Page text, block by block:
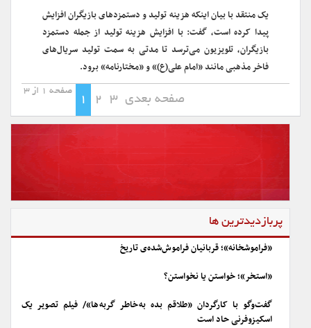
یک منتقد با بیان اینکه هزینه تولید و دستمزدهای بازیگران افزایش
پیدا کرده است، گفت: با افزایش هزینه‌ تولید از جمله دستمزد
بازیگران، تلویزیون می‌ترسد تا مدتی به سمت تولید سریال‌های
فاخر مذهبی مانند «امام علی(ع)» و «مختارنامه» برود.
صفحه 1 از 3
1 2 3 صفحه بعدی
پربازدیدترین ها
«فراموشخانه»؛ قربانیان فراموش‌شده‌ی تاریخ
«استخر»؛ خواستن یا نخواستن؟
گفت‌وگو با کارگردان «طلاقم بده به خاطر گربه ها»/ فیلم تصویر یک
اسکیزوفرنی حاد است